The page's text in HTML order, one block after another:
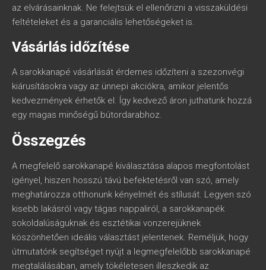
az elvárásainknak. Ne felejtsük el ellenőrizni a visszaküldési
feltételeket és a garanciális lehetőségeket is.
Vásárlás időzítése
A sarokkanapé vásárlását érdemes időzíteni a szezonvégi
kiárusításokra vagy az ünnepi akciókra, amikor jelentős
kedvezmények érhetők el. Így kedvező áron juthatunk hozzá
egy magas minőségű bútordarabhoz.
Összegzés
A megfelelő sarokkanapé kiválasztása alapos megfontolást
igényel, hiszen hosszú távú befektetésről van szó, amely
meghatározza otthonunk kényelmét és stílusát. Legyen szó
kisebb lakásról vagy tágas nappaliról, a sarokkanapék
sokoldalúságuknak és esztétikai vonzerejüknek
köszönhetően ideális választást jelentenek. Reméljük, hogy
útmutatónk segítséget nyújt a legmegfelelőbb sarokkanapé
megtalálásában, amely tökéletesen illeszkedik az